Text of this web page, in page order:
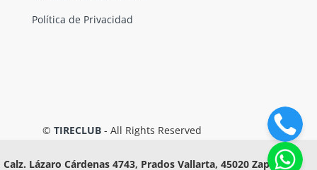
Política de Privacidad
© TIRECLUB - All Rights Reserved
Calz. Lázaro Cárdenas 4743, Prados Vallarta, 45020 Zapopan,